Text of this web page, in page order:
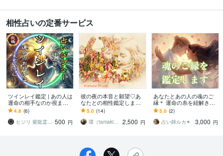
相性占いの定番サービス
ツインレイ鑑定 | あの人は
運命の相手なのか視ます
相手との縁と魂の関係を
明確にする強力ツインレ
イ鑑定をします
4.8 (6)
ヒジリ 紫龍霊視伝承者 500 円
彼の夜の本音と願望♡あ
なたとの相性鑑定します
夜の相性って一番大事な
ことかもしれない。あな
たは？
5.0 (14)
環（tamaki）恋愛専門タロット占い師
2,500 円
あなたとあの人の魂のご
縁＊ 運命の糸を紐解きま
す ★数秘×タロットの導
き…お二人の前世・今世
の課題が明らかに！
5.0 (2)
占い師ルカ✦
3,000 円